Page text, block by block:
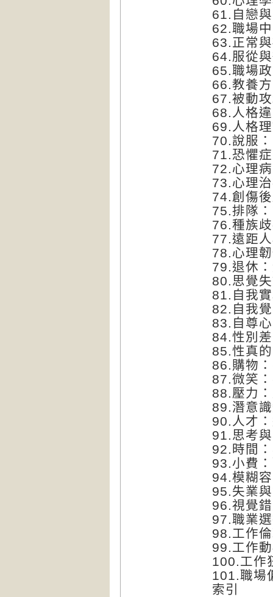
61.自戀
62.職場
63.正常
64.服從
65.職場
66.教養
67.被動
68.人格
69.人格
70.說服
71.恐懼
72.心理
73.心理
74.創傷
75.排隊
76.種族
77.遠距
78.心理
79.退休
80.思覺
81.自我
82.自我
83.自尊
84.性別
85.性真
86.購物
87.微笑
88.壓力
89.潛意
90.人才
91.思考
92.時間
93.小費
94.模糊
95.失業
96.視覺
97.職業
98.工作
99.工作
100.工作
101.職場
索引